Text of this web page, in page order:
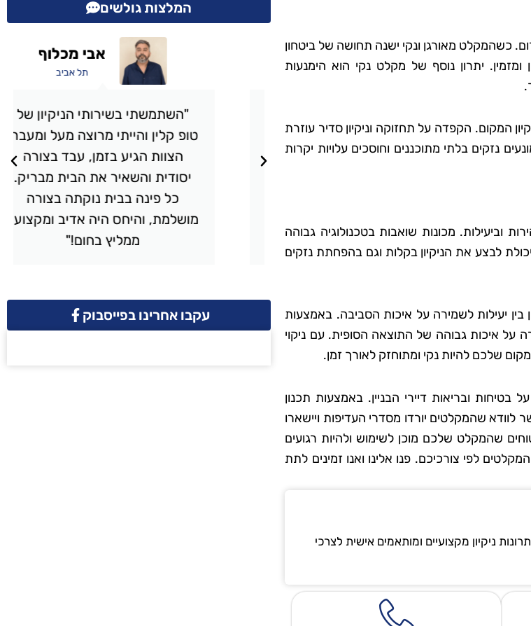
כשהמקלט מאורגן ונקי ישנה תחושה של ביטחון
יתרון נוסף של מקלט נקי הוא הימנעות
המקום. הקפדה על תחזוקה וניקיון סדיר עוזרת
נזקים בלתי מתוכננים וחוסכים עלויות יקרות
וביעילות. מכונות שואבות בטכנולוגיה גבוהה
לבצע את הניקיון בקלות וגם בהפחתת נזקים
בין יעילות לשמירה על איכות הסביבה. באמצעות
על איכות גבוהה של התוצאה הסופית. עם ניקוי
שלכם להיות נקי ומתוחזק לאורך זמן.
ובריאות דיירי הבניין. באמצעות תכנון
לוודא שהמקלטים יורדו מסדרי העדיפות ויישארו
שהמקלט שלכם מוכן לשימוש ולהיות רגועים
לפי צורכיכם. פנו אלינו ואנו זמינים לתת
ניקיון מקצועיים ומותאמים אישית לצרכי
המלצות גולשים
ששמעתי עליהם המלצות טובות,
ולא התאכזבתי. הצוות הגיע בזמן,
שוב בעתיד!"
רועי בן-דוד
בת ים
"השתמשתי בשירותי הניקיון של
טופ קלין והייתי מרוצה מעל ומעבר.
הצוות הגיע בזמן, עבד בצורה
יסודית והשאיר את הבית מבריק.
כל פינה בבית נוקתה בצורה
מושלמת, והיחס היה אדיב ומקצועי.
ממליץ בחום!"
אבי מכלוף
תל אביב
עקבו אחרינו בפייסבוק